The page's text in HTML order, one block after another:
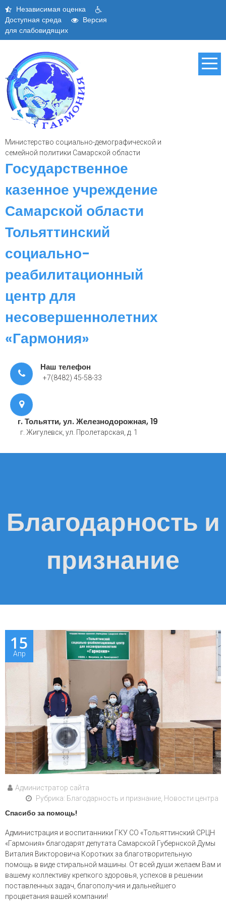
Skip
content
Независимая оценка
Доступная среда
Версия
для слабовидящих
Министерство социально-демографической и
семейной политики Самарской области
Государственное
казенное учреждение
Самарской области
Тольяттинский
социально-
реабилитационный
центр для
несовершеннолетних
«Гармония»
Наш телефон
+7(8482) 45-58-33
г. Тольятти, ул. Железнодорожная, 19
г. Жигулевск, ул. Пролетарская, д. 1
Благодарность и
признание
15
Апр
Администратор сайта
Рубрика: Благодарность и признание Новости центра
Спасибо за помощь!
Администрация и воспитанники ГКУ СО «Тольяттинский СРЦН
«Гармония» благодарят депутата Самарской Губернской Думы
Виталия Викторовича Коротких за благотворительную
помощь в виде стиральной машины. От всей души желаем Вам и
вашему коллективу крепкого здоровья, успехов в решении
поставленных задач, благополучия и дальнейшего
процветания вашей компании!